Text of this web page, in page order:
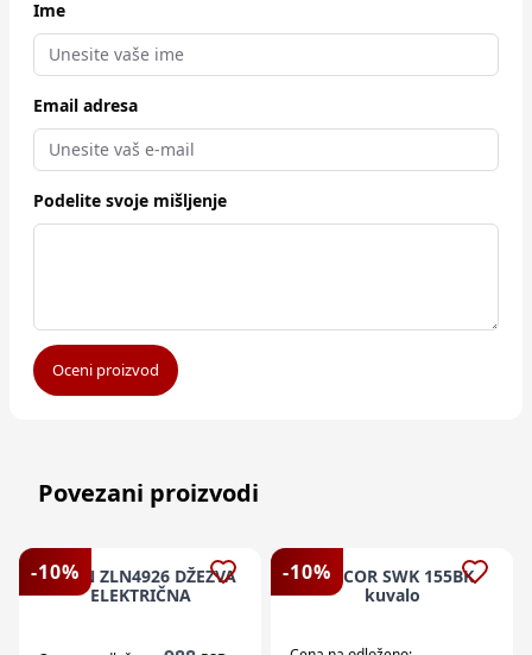
Ime
Email adresa
Podelite svoje mišljenje
Oceni proizvod
Povezani proizvodi
-10%
ZILAN ZLN4926 DŽEZVA
ELEKTRIČNA
-10%
SENCOR SWK 155BK
kuvalo